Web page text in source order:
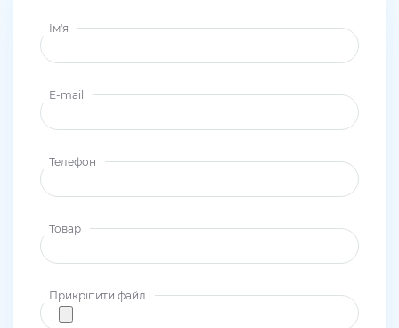
Ім'я
E-mail
Телефон
Товар
Прикріпити файл